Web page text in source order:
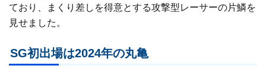
ており、まくり差しを得意とする攻撃型レーサーの片鱗を
見せました。
SG初出場は2024年の丸亀